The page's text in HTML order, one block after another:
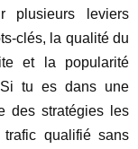
plusieurs leviers
clés, la qualité du
et la popularité
tu es dans une
des stratégies les
trafic qualifié sans